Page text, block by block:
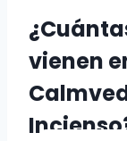
vienen